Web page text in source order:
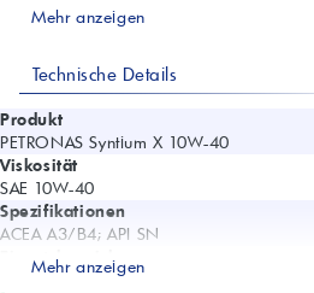
Mehr anzeigen
Technische Details
Produkt
PETRONAS Syntium X 10W-40
Viskosität
SAE 10W-40
Spezifikationen
ACEA A3/B4; API SN
Einsatzbereiche
PKW, SUVs, Transporter; Benzin- und
Mehr anzeigen